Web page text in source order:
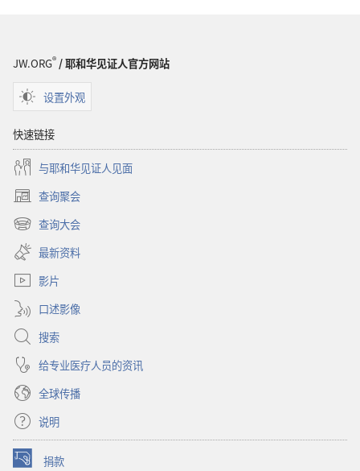
JW.ORG®/ 耶和华见证人官方网站
设置外观
快速链接
与耶和华见证人见面
查询聚会
（打
开
新
窗
口）
查询大会
（打
开
新
窗
最新资料
影片
口述影像
搜索
给专业医疗人员的资讯
全球传播
说明
捐款
（打